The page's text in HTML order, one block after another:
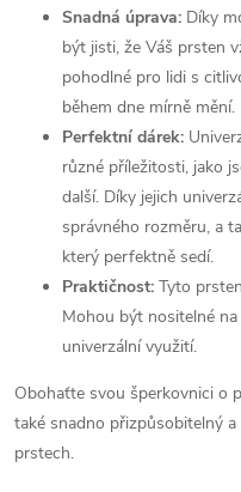
Snadná úprava: Díky
být jisti, že Váš prsten
pohodlné pro lidi s
během dne mírně mění.
Perfektní dárek:
různé příležitosti, jako
další. Díky jejich
správného rozměru, a
který perfektně sedí.
Praktičnost: Tyto
Mohou být nositelné
univerzální využití.
Obohaťte svou šperkovnici o
také snadno přizpůsobitelný
prstech.